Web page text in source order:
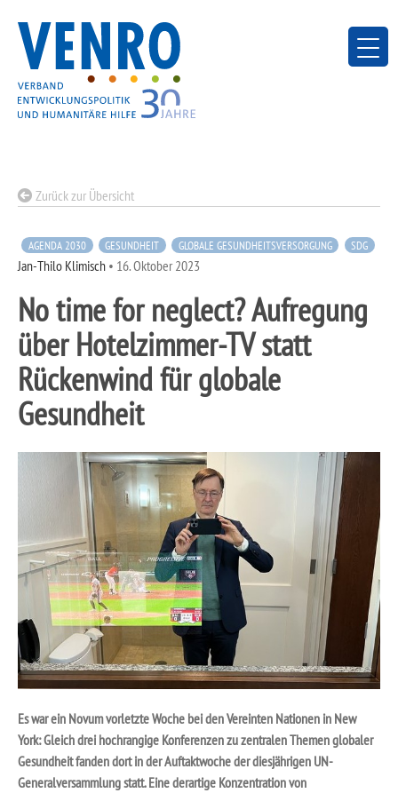
content
Zurück zur Übersicht
AGENDA 2030 GESUNDHEIT GLOBALE GESUNDHEITSVERSORGUNG SDG
Jan-Thilo Klimisch • 16. Oktober 2023
No time for neglect? Aufregung
über Hotelzimmer-TV statt
Rückenwind für globale
Gesundheit
Es war ein Novum vorletzte Woche bei den Vereinten Nationen in New
York: Gleich drei hochrangige Konferenzen zu zentralen Themen globaler
Gesundheit fanden dort in der Auftaktwoche der diesjährigen UN-
Generalversammlung statt. Eine derartige Konzentration von